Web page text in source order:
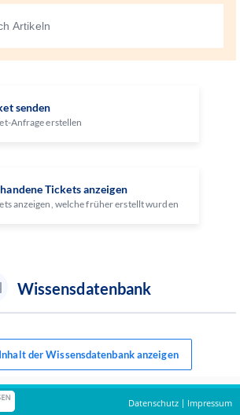
senden
Anfrage erstellen
Tickets anzeigen
anzeigen, welche früher erstellt wurden
Wissensdatenbank
der Wissensdatenbank anzeigen
Datenschutz | Impressum